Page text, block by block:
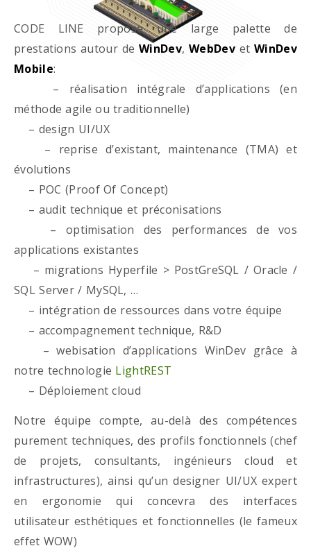
CODE LINE propose une large palette de
prestations autour deWinDev,WebDevet WinDev
Mobile:
– réalisation intégrale d’applications (en
méthode agile ou traditionnelle)
– design UI/UX
– reprise d’existant, maintenance (TMA) et
évolutions
– POC (Proof Of Concept)
– audit technique et préconisations
– optimisation des performances de vos
applications existantes
– migrations Hyperfile > PostGreSQL / Oracle /
SQL Server / MySQL, …
– intégration de ressources dans votre équipe
– accompagnement technique, R&D
– webisation d’applications WinDev grâce à
notre technologie LightREST
– Déploiement cloud
Notre équipe compte, au-delà des compétences
purement techniques, des profils fonctionnels (chef
de projets, consultants, ingénieurs cloud et
infrastructures), ainsi qu’un designer UI/UX expert
en ergonomie qui concevra des interfaces
utilisateur esthétiques et fonctionnelles (le fameux
effet WOW)